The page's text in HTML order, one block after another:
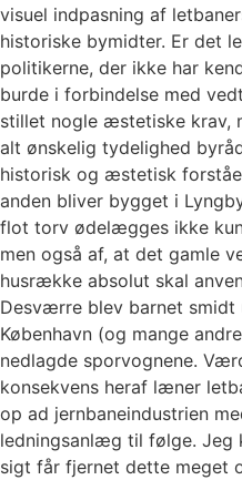
visuel indpasning af
historiske bymidter. Er det
politikerne, der ikke har
burde i forbindelse med
stillet nogle æstetiske krav,
alt ønskelig tydelighed
historisk og æstetisk
anden bliver bygget i
flot torv ødelægges ikke
men også af, at det gamle
husrække absolut skal
Desværre blev barnet smidt
København (og mange
nedlagde sporvognene.
konsekvens heraf læner
op ad jernbaneindustrien
ledningsanlæg til følge. Jeg
sigt får fjernet dette meget